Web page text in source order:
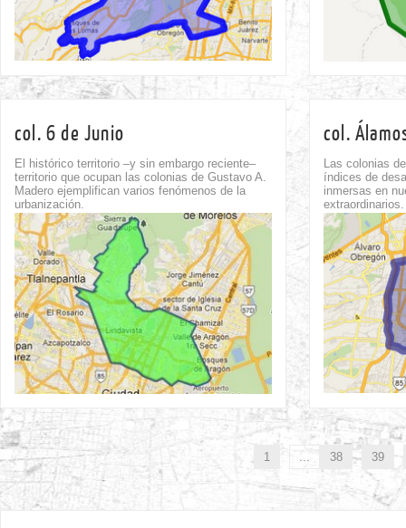
col. 6 de Junio
El histórico territorio –y sin embargo reciente–
territorio que ocupan las colonias de Gustavo A.
Madero ejemplifican varios fenómenos de la
urbanización.
col.
Las colonias
índices de
inmersas en
extraordinarios.
Comment
1 38 39